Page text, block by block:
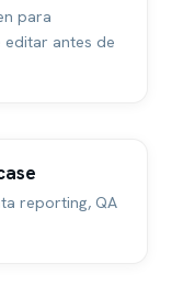
para
editar antes de
reporting, QA